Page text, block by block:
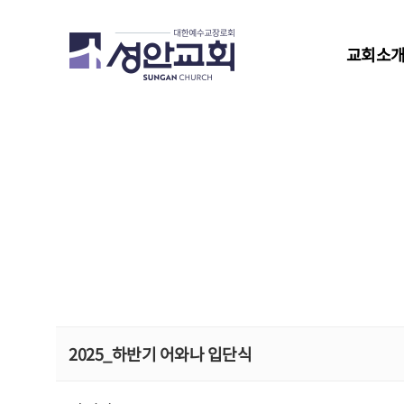
교회소
2025_하반기 어와나 입단식